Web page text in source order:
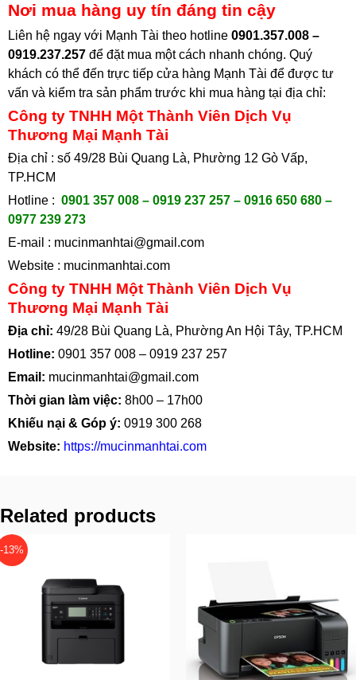
Nơi mua hàng uy tín đáng tin cậy
Liên hệ ngay với Mạnh Tài theo hotline 0901.357.008 –
0919.237.257 để đặt mua một cách nhanh chóng. Quý
khách có thể đến trực tiếp cửa hàng Mạnh Tài để được tư
vấn và kiểm tra sản phẩm trước khi mua hàng tại địa chỉ:
Công ty TNHH Một Thành Viên Dịch Vụ
Thương Mại Mạnh Tài
Địa chỉ : số 49/28 Bùi Quang Là, Phường 12 Gò Vấp,
TP.HCM
Hotline : 0901 357 008 – 0919 237 257 – 0916 650 680 –
0977 239 273
E-mail : mucinmanhtai@gmail.com
Website : mucinmanhtai.com
Công ty TNHH Một Thành Viên Dịch Vụ
Thương Mại Mạnh Tài
Địa chỉ: 49/28 Bùi Quang Là, Phường An Hội Tây, TP.HCM
Hotline: 0901 357 008 – 0919 237 257
Email: mucinmanhtai@gmail.com
Thời gian làm việc: 8h00 – 17h00
Khiếu nại & Góp ý: 0919 300 268
Website: https://mucinmanhtai.com
Related products
-13%